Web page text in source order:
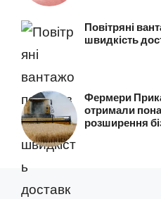
Повітряні
швидкість
Фермери
отримали
розширення